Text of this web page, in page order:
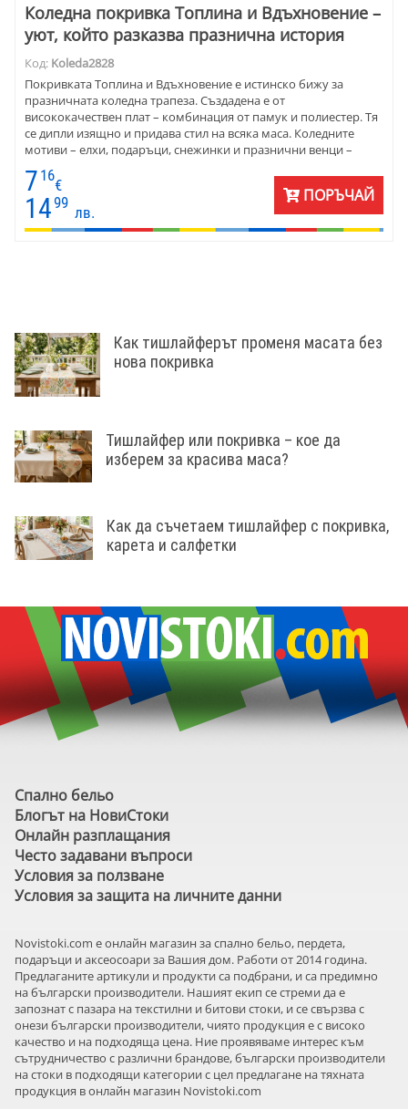
Коледна покривка Топлина и Вдъхновение –
уют, който разказва празнична история
Код: Koleda2828
Покривката Топлина и Вдъхновение е истинско бижу за
празничната коледна трапеза. Създадена е от
висококачествен плат – комбинация от памук и полиестер. Тя
се дипли изящно и придава стил на всяка маса. Коледните
мотиви – елхи, подаръци, снежинки и празнични венци –
създават атмосфера на уют и радост. Покривката е подходяща
за ежедневието през зимните месеци и за специалните вечери
около Бъдни вечер и Коледа. Предлага се за правоъгълна,
елипсовидна и кръгла маса, с възможност за ушиване по
индивидуални размери. Перфектна за дома, заведения или
7 16
€
1499
лв.
ПОРЪЧАЙ
Как тишлайферът променя масата без
нова покривка
Тишлайфер или покривка – кое да
изберем за красива маса?
Как да съчетаем тишлайфер с покривка,
карета и салфетки
Спално бельо
Блогът на НовиСтоки
Онлайн разплащания
Често задавани въпроси
Условия за ползване
Условия за защита на личните данни
Novistoki.com e онлайн магазин за спално бельо, пердета,
подаръци и аксеосоари за Вашия дом. Работи от 2014 година.
Предлаганите артикули и продукти са подбрани, и са предимно
на български производители. Нашият екип се стреми да е
запознат с пазара на текстилни и битови стоки, и се свързва с
онези български производители, чиято продукция е с високо
качество и на подходяща цена. Ние проявяваме интерес към
сътрудничество с различни брандове, български производители
на стоки в подходящи категории с цел предлагане на тяхната
продукция в онлайн магазин Novistoki.com